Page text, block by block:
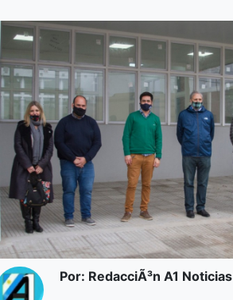
Por: RedacciÃ³n A1 Noticias